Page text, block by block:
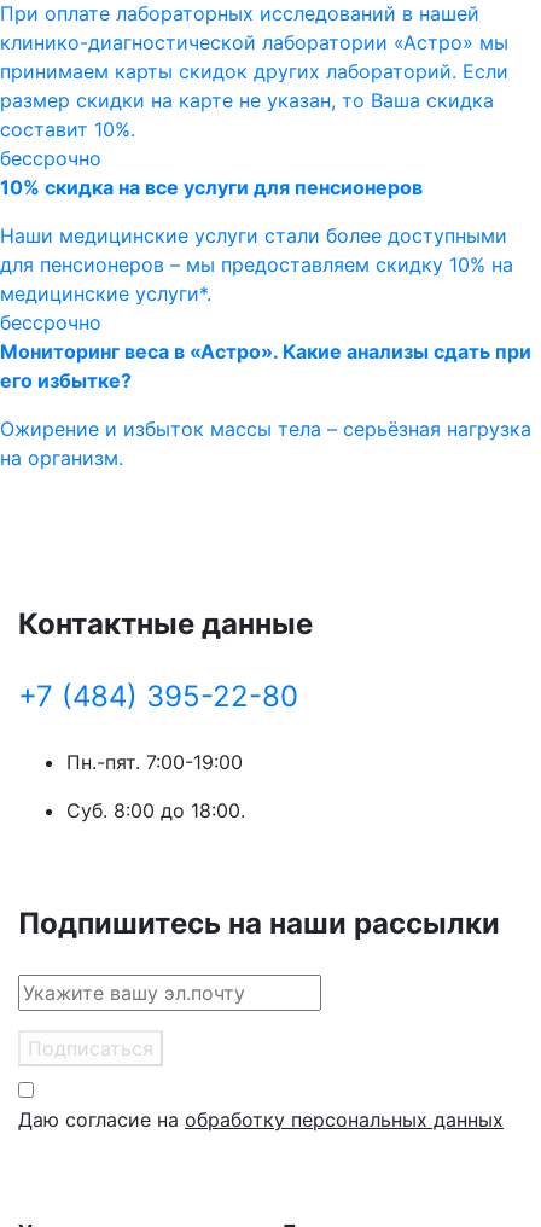
При оплате лабораторных исследований в нашей
клинико-диагностической лаборатории «Астро» мы
принимаем карты скидок других лабораторий. Если
размер скидки на карте не указан, то Ваша скидка
составит 10%.
бессрочно
10% скидка на все услуги для пенсионеров
Наши медицинские услуги стали более доступными
для пенсионеров – мы предоставляем скидку 10% на
медицинские услуги*.
бессрочно
Мониторинг веса в «Астро». Какие анализы сдать при
его избытке?
Ожирение и избыток массы тела – серьёзная нагрузка
на организм.
Контактные данные
+7 (484) 395-22-80
Пн.-пят. 7:00-19:00
Суб. 8:00 до 18:00.
Подпишитесь на наши рассылки
Подписаться
Даю согласие на обработку персональных данных